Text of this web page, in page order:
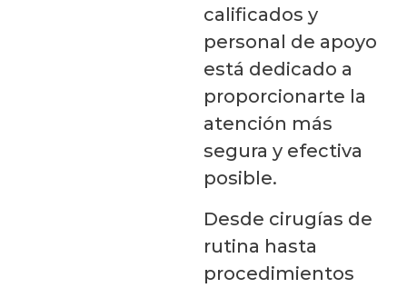
calificados y
personal de apoyo
está dedicado a
proporcionarte la
atención más
segura y efectiva
posible.
Desde cirugías de
rutina hasta
procedimientos